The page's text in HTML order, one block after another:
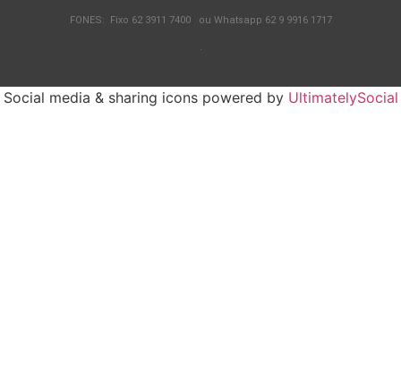
FONES: Fixo 62 3911 7400 ou Whatsapp 62 9 9916 1717
.
Social media & sharing icons powered by UltimatelySocial